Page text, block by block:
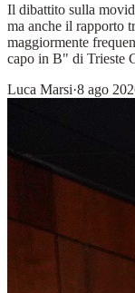
Il dibattito sulla
ma anche il rapporto
maggiormente
capo in B" di Trieste
Luca Marsi·8 ago